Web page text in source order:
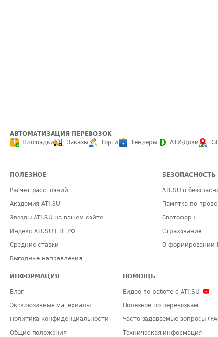
АВТОМАТИЗАЦИЯ ПЕРЕВОЗОК
Площадки
Заказы Торги Тендеры АТИ-Доки
ПОЛЕЗНОЕ
Расчет расстояний
Академия ATI.SU
Звезды ATI.SU на вашем сайте
Индекс ATI.SU FTL РФ
Средние ставки
Выгодные направления
БЕЗОПАСНОСТЬ
ATI.SU о
Памятка по
Светофор+
Страхование
О формировании
ИНФОРМАЦИЯ
Блог
Эксклюзивные материалы
Политика конфиденциальности
Общие положения
ПОМОЩЬ
Видео по работе с ATI.SU
Полезное по перевозкам
Часто задаваемые вопросы
Техническая информация